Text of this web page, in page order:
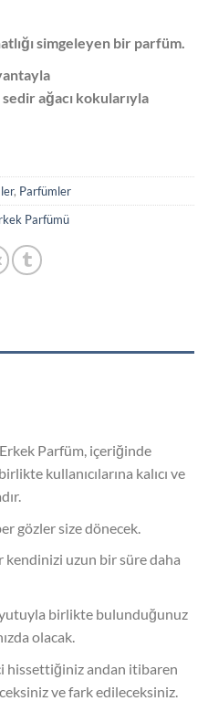
simgeleyen bir parfüm.
ağacı kokularıyla
, Parfümler
Parfümü
Parfüm, içeriğinde
kullanıcılarına kalıcı ve
gözler size dönecek.
kendinizi uzun bir süre daha
birlikte bulunduğunuz
olacak.
hissettiğiniz andan itibaren
ve fark edileceksiniz.